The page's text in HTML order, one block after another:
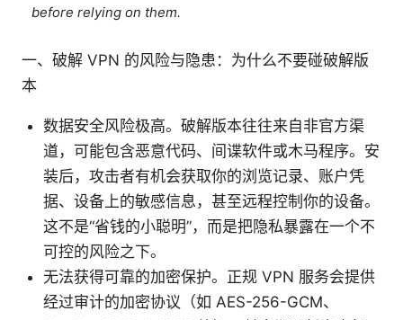
before relying on them.
一、破解 VPN 的风险与隐患：为什么不要碰破解版
本
数据安全风险极高。破解版本往往来自非官方渠
道，可能包含恶意代码、间谍软件或木马程序。安
装后，攻击者有机会获取你的浏览记录、账户凭
据、设备上的敏感信息，甚至远程控制你的设备。
这不是“省钱的小聪明”，而是把隐私暴露在一个不
可控的风险之下。
无法获得可靠的加密保护。正规 VPN 服务会提供
经过审计的加密协议（如 AES-256-GCM、